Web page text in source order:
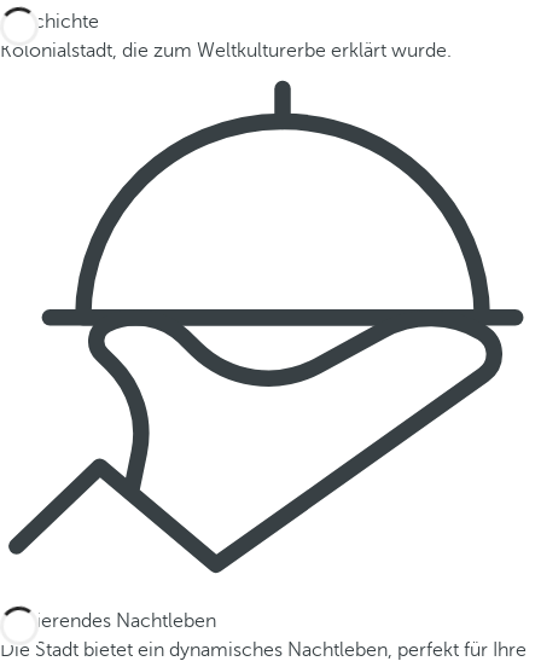
Geschichte
Kolonialstadt, die zum Weltkulturerbe erklärt wurde.
Pulsierendes Nachtleben
Die Stadt bietet ein dynamisches Nachtleben, perfekt für Ihre